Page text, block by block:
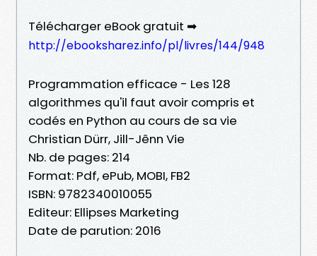
Télécharger eBook gratuit ➡
http://ebooksharez.info/pl/livres/144/948
Programmation efficace - Les 128
algorithmes qu'il faut avoir compris et
codés en Python au cours de sa vie
Christian Dürr, Jill-Jênn Vie
Nb. de pages: 214
Format: Pdf, ePub, MOBI, FB2
ISBN: 9782340010055
Editeur: Ellipses Marketing
Date de parution: 2016